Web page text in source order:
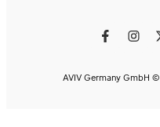
AVIV Germany GmbH